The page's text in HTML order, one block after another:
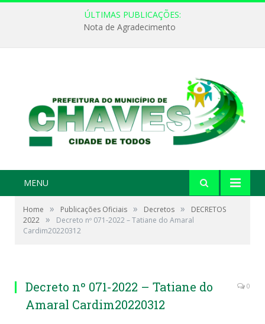
ÚLTIMAS PUBLICAÇÕES:
Nota de Agradecimento
MENU
Home » Publicações Oficiais » Decretos »
DECRETOS
2022 »
Decreto nº 071-2022 – Tatiane do Amaral
Cardim20220312
Decreto nº 071-2022 – Tatiane do
Amaral Cardim20220312
0